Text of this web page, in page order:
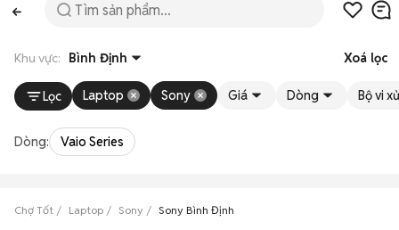
Khu vực: Bình Định Xoá lọc
Lọc Laptop Sony Giá Dòng Bộ vi
Dòng: Vaio Series
Chợ Tốt Laptop Sony Sony Bình Định